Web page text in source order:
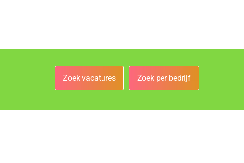
Zoek vacatures Zoek per bedrijf